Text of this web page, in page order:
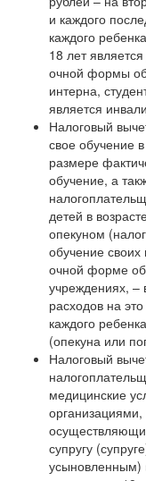
и каждого
каждого
18 лет
очной формы
интерна,
является
Налоговый
свое обучение
размере
обучение, а
детей в
опекуном
обучение
очной форме
учреждениях, –
расходов на
каждого
(опекуна или
Налоговый
медицинские
супругу
усыновленным)